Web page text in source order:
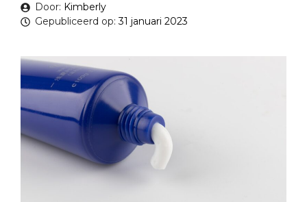
Door: Kimberly
Gepubliceerd op:31 januari 2023